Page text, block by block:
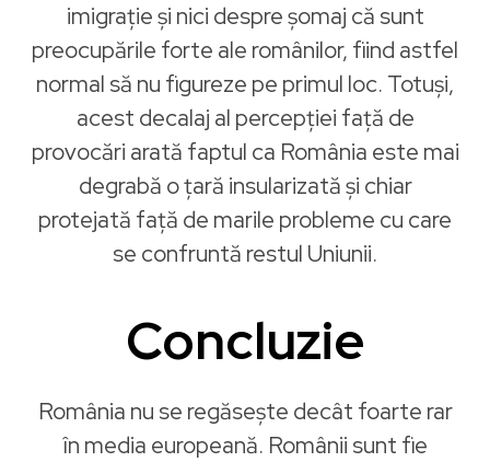
imigrație şi nici despre șomaj că sunt
preocupările forte ale românilor, fiind astfel
normal să nu figureze pe primul loc. Totuși,
acest decalaj al percepţiei faţă de
provocări arată faptul ca România este mai
degrabă o ţară insularizată şi chiar
protejată faţă de marile probleme cu care
se confruntă restul Uniunii.
Concluzie
România nu se regăsește decât foarte rar
în media europeană. Românii sunt fie